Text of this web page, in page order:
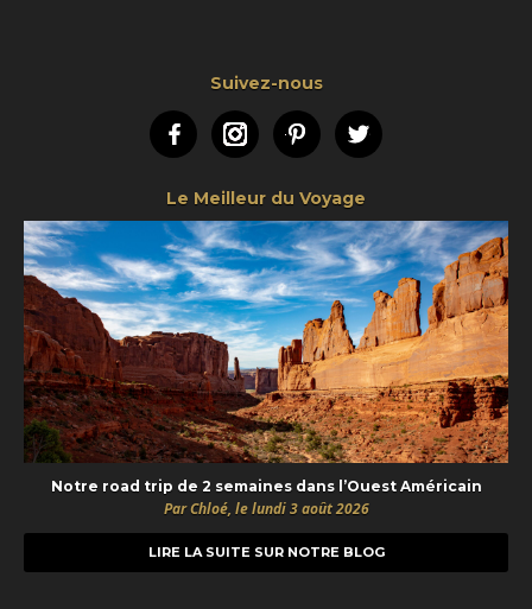
Suivez-nous
FacebookInstagramPinterestTwitter
Le Meilleur du Voyage
Notre road trip de 2 semaines dans l’Ouest Américain
Par Chloé, le lundi 3 août 2026
LIRE LA SUITE SUR NOTRE BLOG